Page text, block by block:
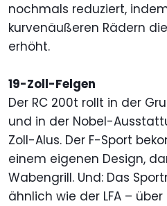
nochmals reduziert,
kurvenäußeren Rädern
erhöht.
19-Zoll-Felgen
Der RC 200t rollt in der
und in der Nobel-
Zoll-Alus. Der F-Sport
einem eigenen Design,
Wabengrill. Und: Das
ähnlich wie der LFA –